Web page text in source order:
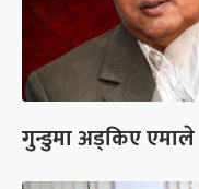
गुन्डुमा अड्किए एमाले